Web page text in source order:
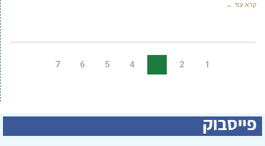
קרא עוד ←
1
2
4
5
6
7